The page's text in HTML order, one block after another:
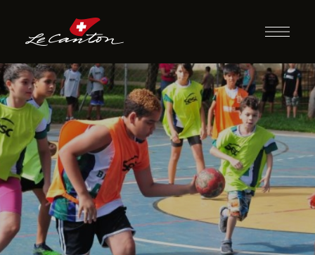
Queimado Guerra